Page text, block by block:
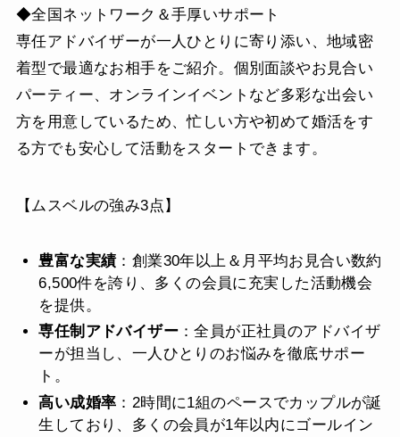
◆全国ネットワーク＆手厚いサポート
専任アドバイザーが一人ひとりに寄り添い、地域密
着型で最適なお相手をご紹介。個別面談やお見合い
パーティー、オンラインイベントなど多彩な出会い
方を用意しているため、忙しい方や初めて婚活をす
る方でも安心して活動をスタートできます。
【ムスベルの強み3点】
豊富な実績：創業30年以上＆月平均お見合い数約
6,500件を誇り、多くの会員に充実した活動機会
を提供。
専任制アドバイザー ：全員が正社員のアドバイザ
ーが担当し、一人ひとりのお悩みを徹底サポー
ト。
高い成婚率 ：2時間に1組のペースでカップルが誕
生しており、多くの会員が1年以内にゴールイン